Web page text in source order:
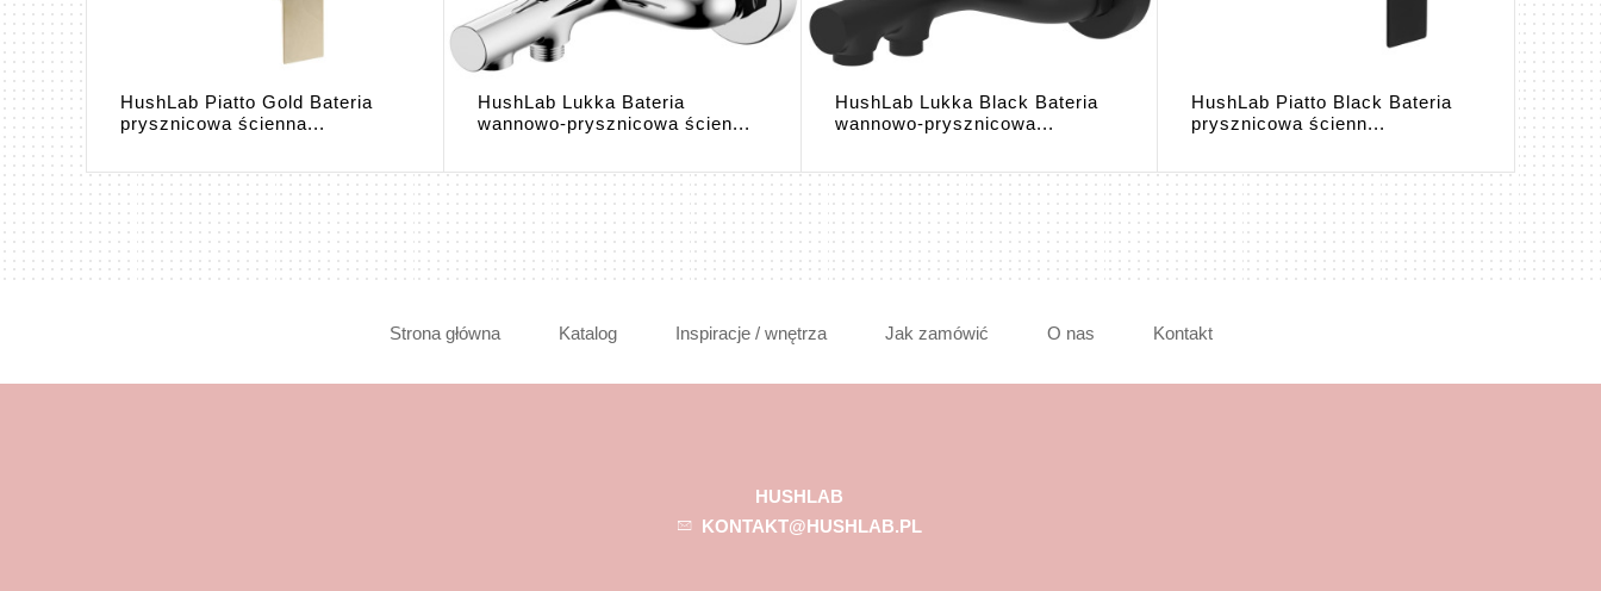
HushLab Piatto Gold Bateria
prysznicowa ścienna...
HushLab Lukka Bateria
wannowo-prysznicowa ścien...
HushLab Lukka Black Bateria
wannowo-prysznicowa...
HushLab Piatto Black Bateria
prysznicowa ścienn...
Strona główna Katalog Inspiracje / wnętrza Jak zamówić O nas Kontakt
HUSHLAB
KONTAKT@HUSHLAB.PL